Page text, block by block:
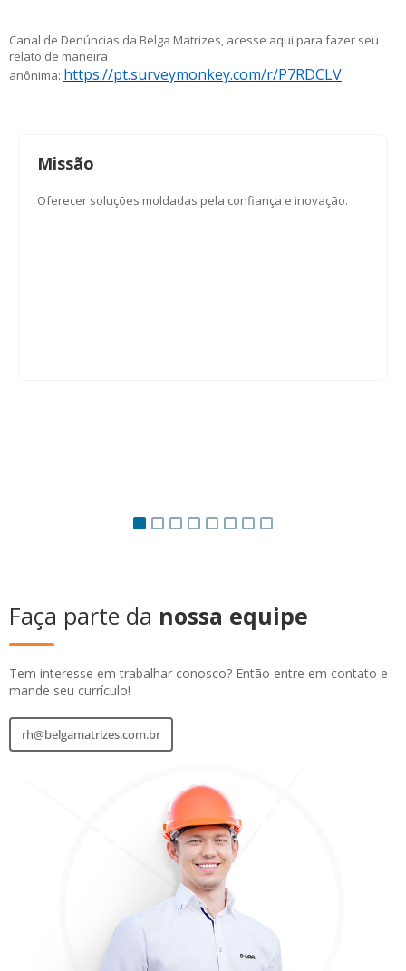
Canal de Denúncias da Belga Matrizes, acesse aqui para fazer seu
relato de maneira
anônima: https://pt.surveymonkey.com/r/P7RDCLV
Missão
Oferecer soluções moldadas pela confiança e inovação.
Faça parte da nossa equipe
Tem interesse em trabalhar conosco? Então entre em contato e
mande seu currículo!
rh@belgamatrizes.com.br